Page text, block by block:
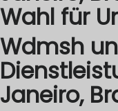
Wahl für
Wdmsh
Janeiro,